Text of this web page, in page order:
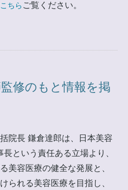
こちら ご覧ください。
修のもと情報を掲
院長 鎌倉達郎は、日本美容
という責任ある立場より、
美容医療の健全な発展と、
られる美容医療を目指し、